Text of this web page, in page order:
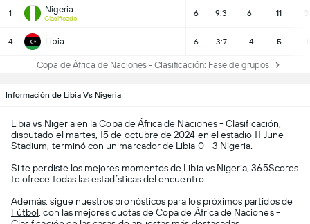
1 Nigeria
Clasificado
6 9:3 6 11 3
4 Libia 6 3:7 -4 5
Copa de África de Naciones - Clasificación: Fase de grupos
Información de Libia Vs Nigeria
Libiavs Nigeriaen laCopa de África de Naciones - Clasificación
disputado el martes, 15 de octubre de 2024 en el estadio 11 June
Stadium, terminó con un marcador de Libia 0 - 3 Nigeria.
Si te perdiste los mejores momentos de Libia vs Nigeria, 365Scores
te ofrece todas las estadísticas del encuentro.
Además, sigue nuestros pronósticos para los próximos partidos de
Fútbol , con las mejores cuotas de Copa de África de Naciones -